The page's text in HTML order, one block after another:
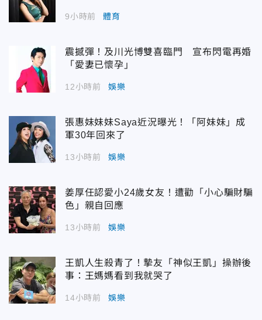
9小時前 體育
震撼彈！及川光博雙喜臨門 宣布閃電再婚
「愛妻已懷孕」
12小時前 娛樂
張惠妹妹妹Saya近況曝光！「阿妹妹」成
軍30年回來了
13小時前 娛樂
姜厚任認愛小24歲女友！遭勸「小心騙財騙
色」親自回應
13小時前 娛樂
王凱人生殺青了！摯友「神似王凱」操辦後
事：王媽媽看到我就哭了
14小時前 娛樂